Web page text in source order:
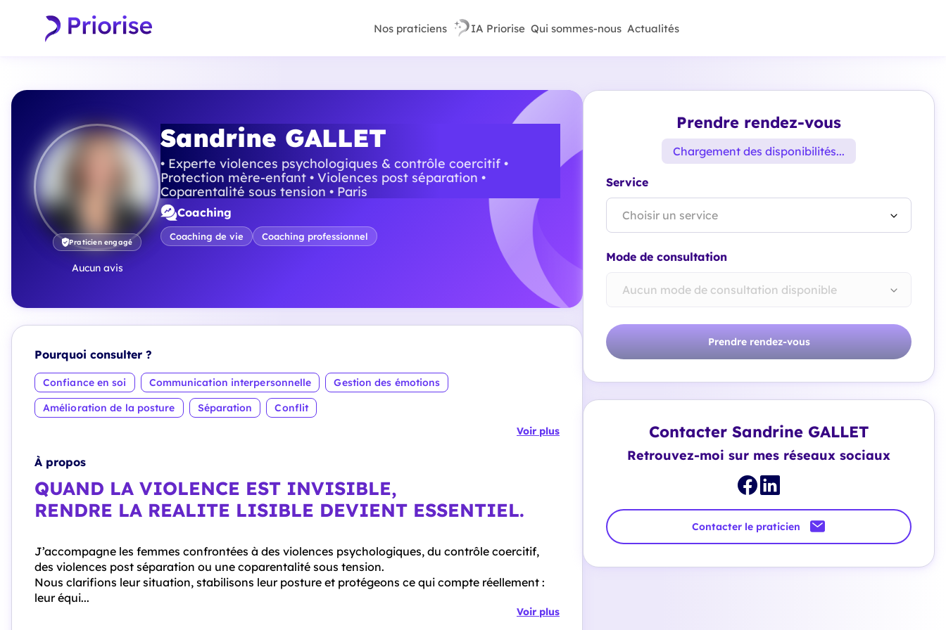
Nos praticiens IA Priorise Qui sommes-nous Actualités
Praticien engagé
Aucun avis
Sandrine GALLET
• Experte violences psychologiques & contrôle coercitif •
Protection mère-enfant • Violences post séparation •
Coparentalité sous tension • Paris
Coaching
Coaching de vie Coaching professionnel
Pourquoi consulter ?
Confiance en soi Communication interpersonnelle
Gestion des émotions
Amélioration de la posture
Séparation
Conflit
Voir plus
À propos
QUAND LA VIOLENCE EST INVISIBLE,
RENDRE LA REALITE LISIBLE DEVIENT ESSENTIEL.
J’accompagne les femmes confrontées à des violences psychologiques, du contrôle coercitif,
des violences post séparation ou une coparentalité sous tension.
Nous clarifions leur situation, stabilisons leur posture et protégeons ce qui compte réellement :
leur équi...
Voir plus
Prendre rendez-vous
Chargement des disponibilités...
Service
Choisir un service
Mode de consultation
Aucun mode de consultation disponible
Prendre rendez-vous
Contacter Sandrine GALLET
Retrouvez-moi sur mes réseaux sociaux
Contacter le praticien